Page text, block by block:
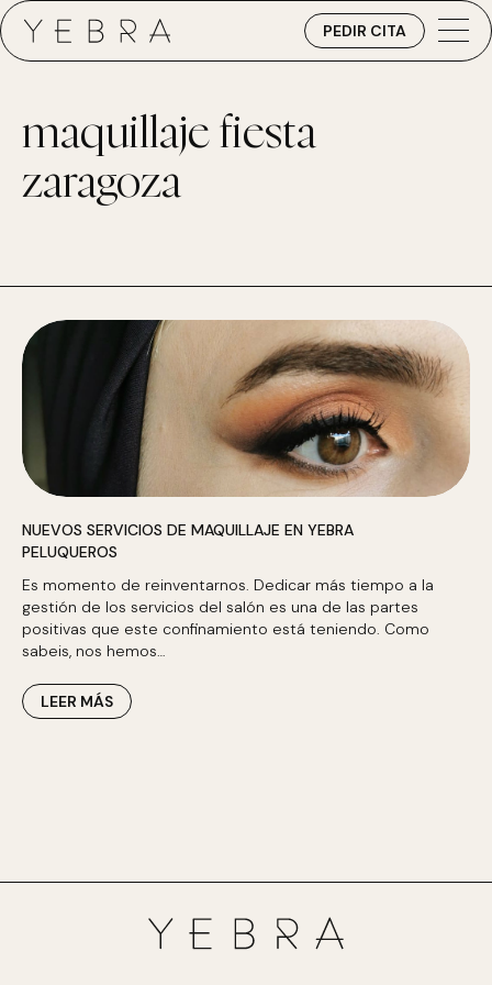
PEDIR CITA
maquillaje fiesta
zaragoza
NUEVOS SERVICIOS DE MAQUILLAJE EN YEBRA
PELUQUEROS
Es momento de reinventarnos. Dedicar más tiempo a la
gestión de los servicios del salón es una de las partes
positivas que este confinamiento está teniendo. Como
sabeis, nos hemos…
LEER MÁS